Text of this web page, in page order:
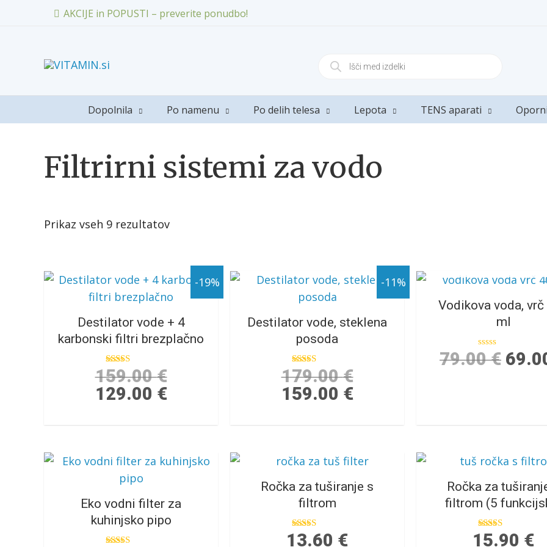
AKCIJE in POPUSTI – preverite ponudbo!
Dopolnila Po namenu Po delih telesa Lepota TENS aparati
Filtrirni sistemi za vodo
Prikaz vseh 9 rezultatov
-19%
Destilator vode + 4
karbonski filtri brezplačno
Ocenjeno
5.00
od 5
159.00€
129.00 €
-11%
Destilator vode, steklena
posoda
Ocenjeno
5.00
od 5
179.00€
159.00 €
Vodikova voda,
ml
Ocenjeno
0
79.00€
Eko vodni filter za
kuhinjsko pipo
Ročka za tuširanje s
filtrom
Ocenjeno
13.60 €
Ročka za
filtrom (5
Ocenjeno
15.90 €